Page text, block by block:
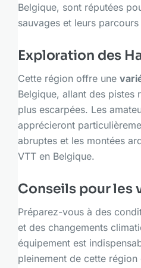
Belgique, sont réputées
sauvages et leurs
Exploration des
Cette région offre une
Belgique, allant des pistes
plus escarpées. Les
apprécieront
abruptes et les montées
VTT en Belgique.
Conseils pour les
Préparez-vous à des
et des changements
équipement est
pleinement de cette région